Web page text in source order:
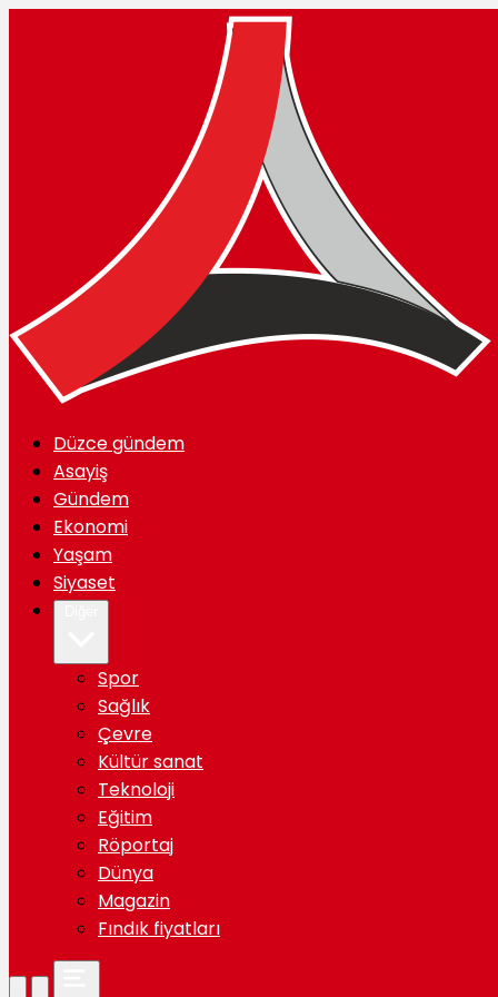
Düzce gündem
Asayiş
Gündem
Ekonomi
Yaşam
Siyaset
Spor
Sağlık
Çevre
Kültür sanat
Teknoloji
Eğitim
Röportaj
Dünya
Magazin
Fındık fiyatları